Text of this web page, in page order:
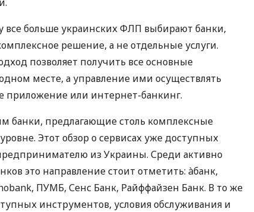
больше украинских ФЛП выбирают банки,
решение, а не отдельные услуги.
позволяет получить все основные
месте, а управление ими осуществлять
приложение или интернет-банкинг.
банки, предлагающие столь комплексные
Этот обзор о сервисах уже доступных
из Украины. Среди активно
это направление стоит отметить: àбанк,
ПУМБ, Сенс Банк, Райффайзен Банк. В то же
инструментов, условия обслуживания и